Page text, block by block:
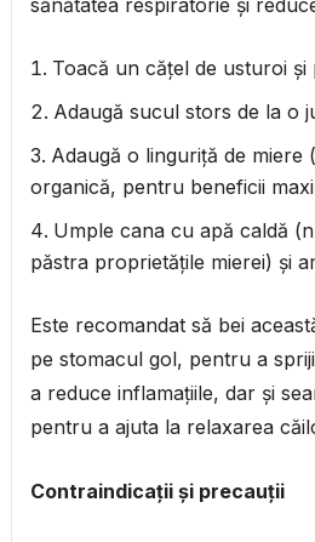
sănătatea respiratorie și
Toacă un cățel de usturoi
Adaugă sucul stors de la o
Adaugă o linguriță de miere
organică, pentru beneficii
Umple cana cu apă caldă
păstra proprietățile mierei) și
Este recomandat să bei
pe stomacul gol, pentru a
a reduce inflamațiile, dar și
pentru a ajuta la relaxarea
Contraindicații și precauții